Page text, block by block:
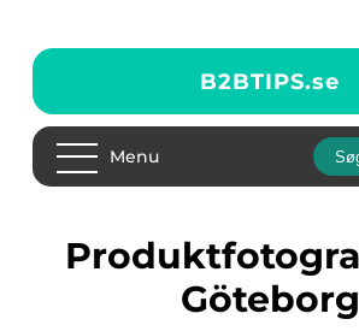
B2BTIPS.se
Menu
Produktfotografering
Göteborg